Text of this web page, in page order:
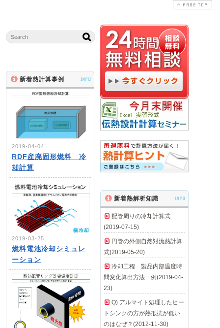
PAGE TOP
新着熱計算事例 INFO
2019-04-04
RDF産廃固形燃料 冷
却計算
2019-03-25
燃料電池冷却シミュレ
ーション
新着熱解析知識 INFO
配管周りの冷却計算式
(2019-07-15)
円管の外側自然対流熱計算
式(2019-05-20)
冷却工程 製品内部温度時
間変化算出方法一例(2019-04-
23)
Q) アルマイト処理したヒー
トシンクの方が熱抵抗が低い
のはなぜ？(2012-11-30)